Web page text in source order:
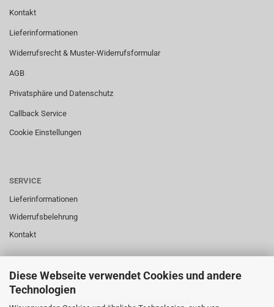
Diese Webseite verwendet Cookies und andere
Technologien
Kontakt
Lieferinformationen
Widerrufsrecht & Muster-Widerrufsformular
AGB
Privatsphäre und Datenschutz
Callback Service
Cookie Einstellungen
SERVICE
Lieferinformationen
Widerrufsbelehrung
Kontakt
SERVICE